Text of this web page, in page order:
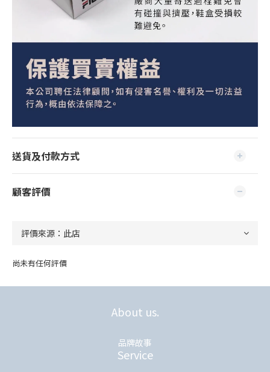
送貨及付款方式
顧客評價
尚未有任何評價
About us.
品牌故事
Service